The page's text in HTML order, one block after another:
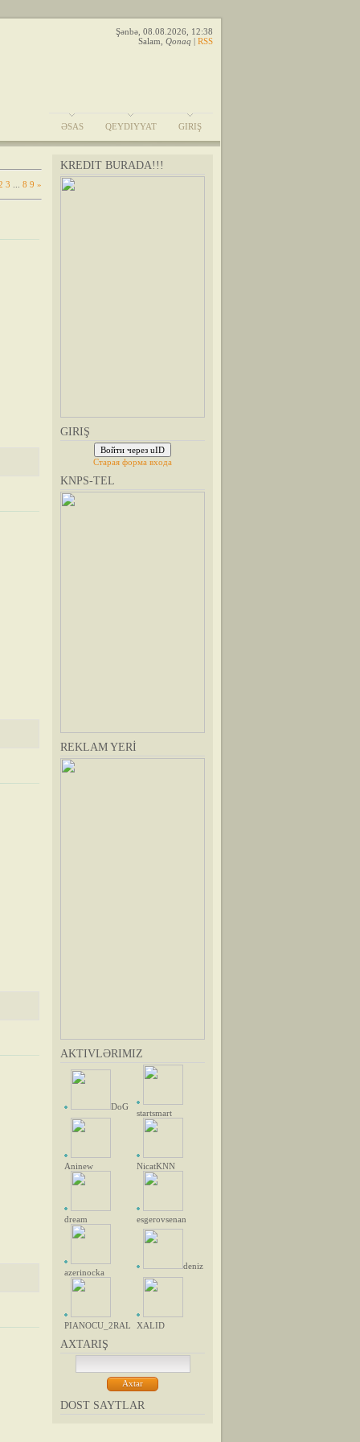
Şənbə, 08.08.2026, 12:38
Salam Qonaq | RSS
ƏSAS QEYDIYYAT GIRIŞ
KREDIT BURADA!!!
GIRIŞ
Войти через uID
Старая форма входа
KNPS-TEL
REKLAM YERİ
AKTIVLƏRIMIZ
DoG
startsmart
Aninew NicatKNN
dream esgerovsenan
azerinocka
deniz
PIANOCU_2RAL XALID
AXTARIŞ
DOST SAYTLAR
3 8 9 »